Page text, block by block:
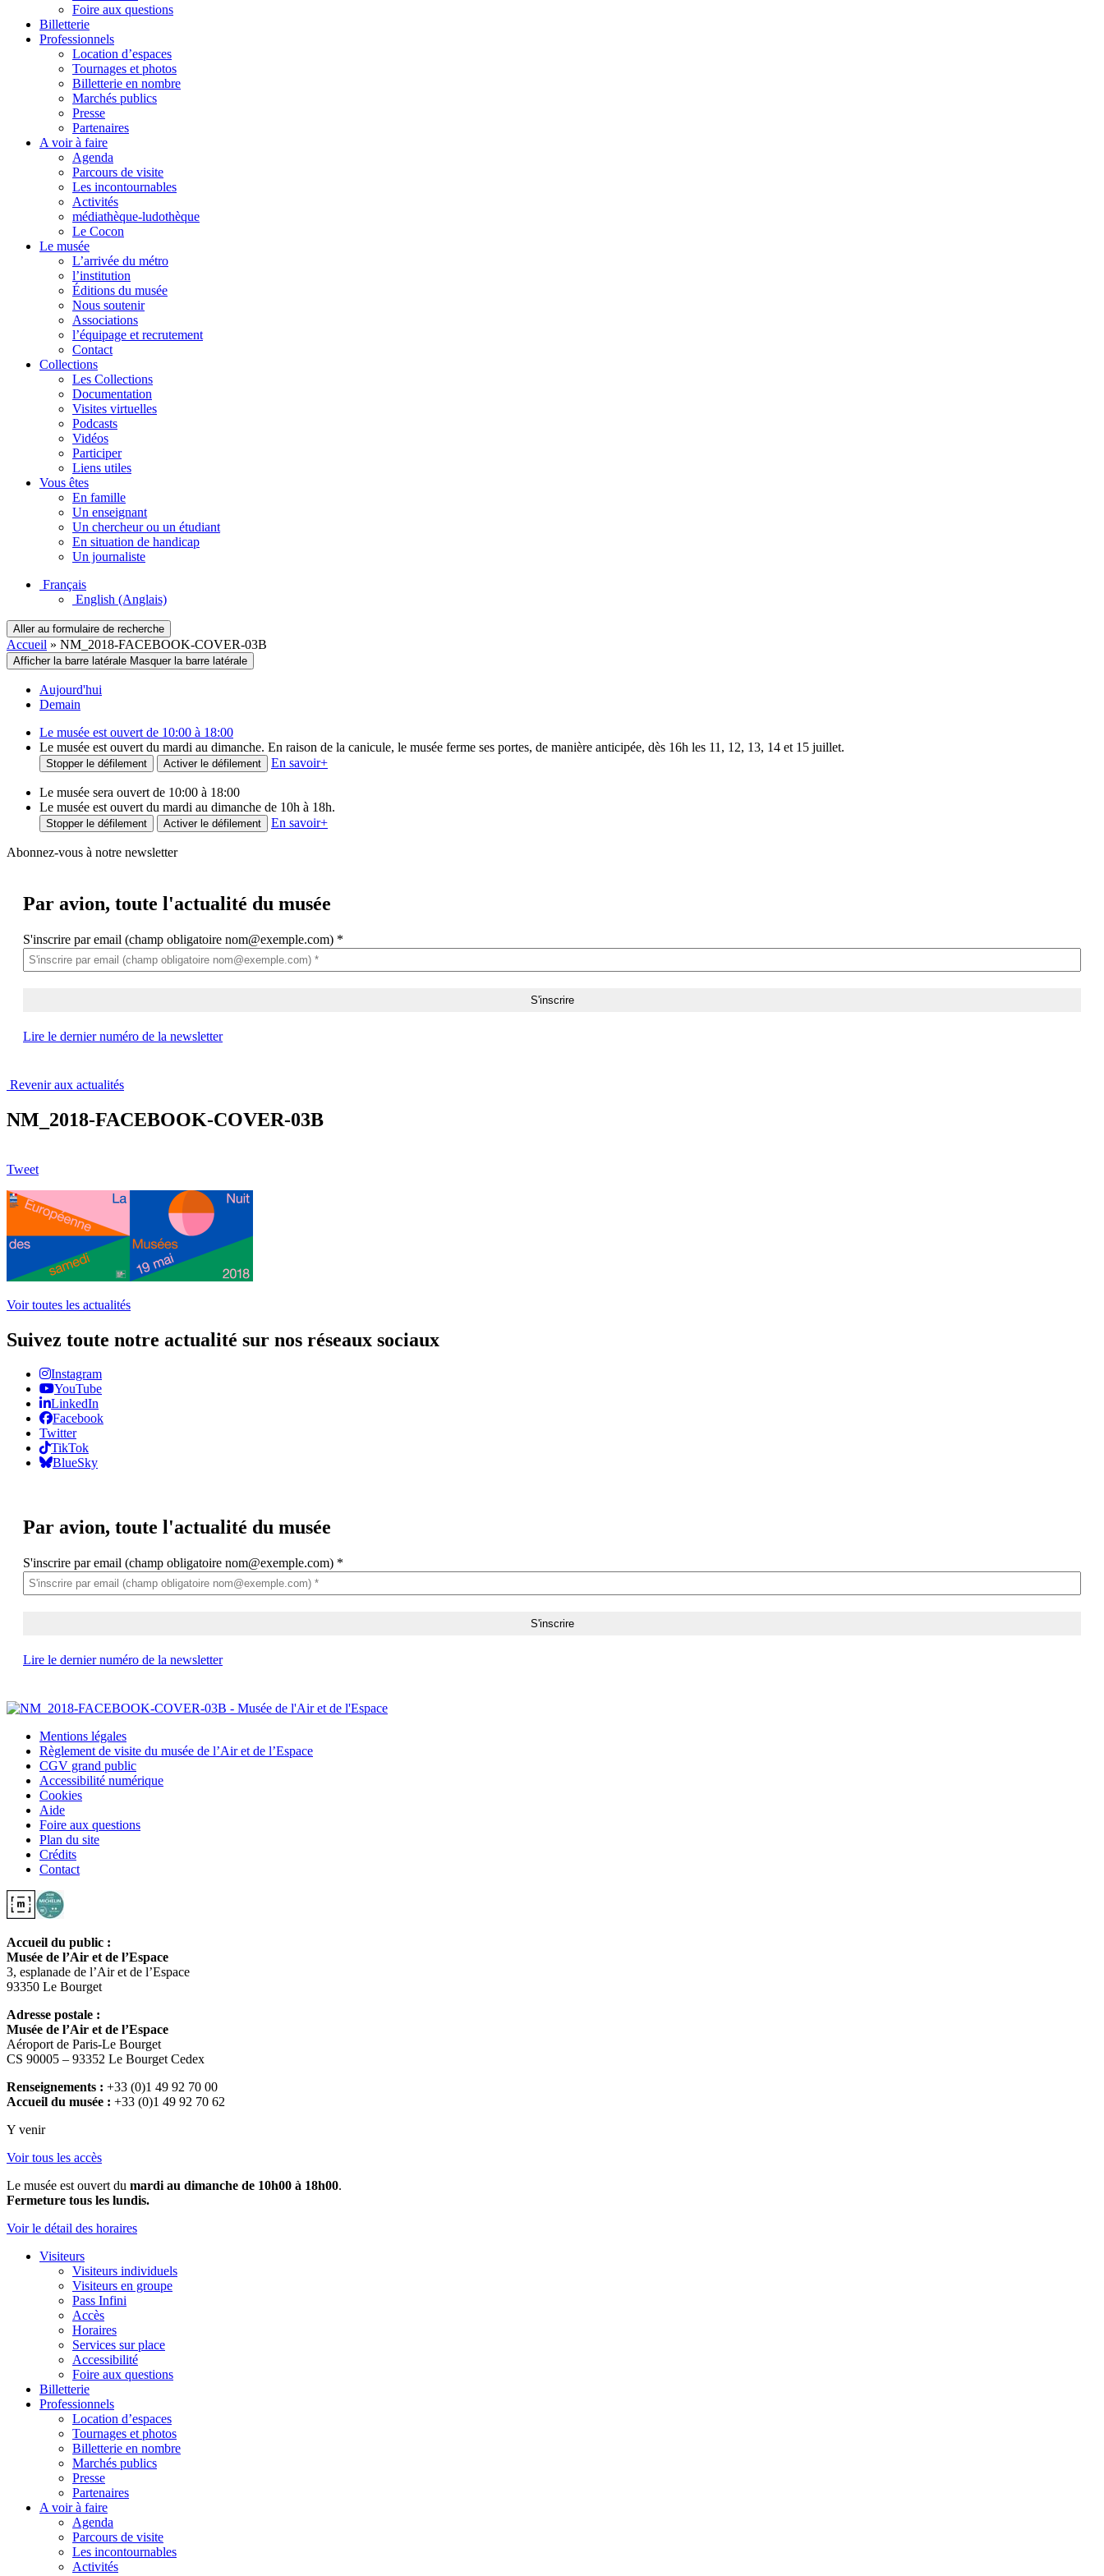
Foire aux questions
Billetterie
Professionnels
Location d’espaces
Tournages et photos
Billetterie en nombre
Marchés publics
Presse
Partenaires
A voir à faire
Agenda
Parcours de visite
Les incontournables
Activités
médiathèque-ludothèque
Le Cocon
Le musée
L’arrivée du métro
l’institution
Éditions du musée
Nous soutenir
Associations
l’équipage et recrutement
Contact
Collections
Les Collections
Documentation
Visites virtuelles
Podcasts
Vidéos
Participer
Liens utiles
Vous êtes
En famille
Un enseignant
Un chercheur ou un étudiant
En situation de handicap
Un journaliste
Français
English (Anglais)
Aller au formulaire de recherche
Accueil » NM_2018-FACEBOOK-COVER-03B
Afficher la barre latérale Masquer la barre latérale
Aujourd'hui
Demain
Le musée est ouvert de 10:00 à 18:00
Le musée est ouvert du mardi au dimanche. En raison de la canicule, le musée ferme ses portes, de manière anticipée, dès 16h les 11, 12, 13, 14 et 15 juillet.
Stopper le défilement Activer le défilement En savoir+
Le musée sera ouvert de 10:00 à 18:00
Le musée est ouvert du mardi au dimanche de 10h à 18h.
Stopper le défilement Activer le défilement En savoir+
Abonnez-vous à notre newsletter
Par avion, toute l'actualité du musée
S'inscrire par email (champ obligatoire nom@exemple.com) *
Lire le dernier numéro de la newsletter
Revenir aux actualités
NM_2018-FACEBOOK-COVER-03B
Tweet
Voir toutes les actualités
Suivez toute notre actualité sur nos réseaux sociaux
Instagram
YouTube
LinkedIn
Facebook
Twitter
TikTok
BlueSky
Par avion, toute l'actualité du musée
S'inscrire par email (champ obligatoire nom@exemple.com) *
Lire le dernier numéro de la newsletter
Mentions légales
Règlement de visite du musée de l’Air et de l’Espace
CGV grand public
Accessibilité numérique
Cookies
Aide
Foire aux questions
Plan du site
Crédits
Contact
Accueil du public :
Musée de l’Air et de l’Espace
3, esplanade de l’Air et de l’Espace
93350 Le Bourget
Adresse postale :
Musée de l’Air et de l’Espace
Aéroport de Paris-Le Bourget
CS 90005 – 93352 Le Bourget Cedex
Renseignements : +33 (0)1 49 92 70 00
Accueil du musée : +33 (0)1 49 92 70 62
Y venir
Voir tous les accès
Le musée est ouvert du mardi au dimanche de 10h00 à 18h00.
Fermeture tous les lundis.
Voir le détail des horaires
Visiteurs
Visiteurs individuels
Visiteurs en groupe
Pass Infini
Accès
Horaires
Services sur place
Accessibilité
Foire aux questions
Billetterie
Professionnels
Location d’espaces
Tournages et photos
Billetterie en nombre
Marchés publics
Presse
Partenaires
A voir à faire
Agenda
Parcours de visite
Les incontournables
Activités